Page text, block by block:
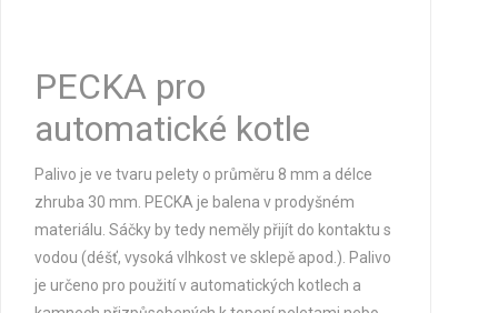
PECKA pro
automatické kotle
Palivo je ve tvaru pelety o průměru 8 mm a délce
zhruba 30 mm. PECKA je balena vprodyšném
materiálu. Sáčky by tedy neměly přijít do kontaktu s
vodou (déšť, vysoká vlhkost ve sklepě apod.). Palivo
je určeno pro použití v automatických kotlech a